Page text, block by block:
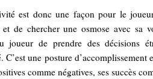
est donc une façon pour le
et de chercher une osmose avec
joueur de prendre des décisions
C’est une posture
comme négatives, ses succès